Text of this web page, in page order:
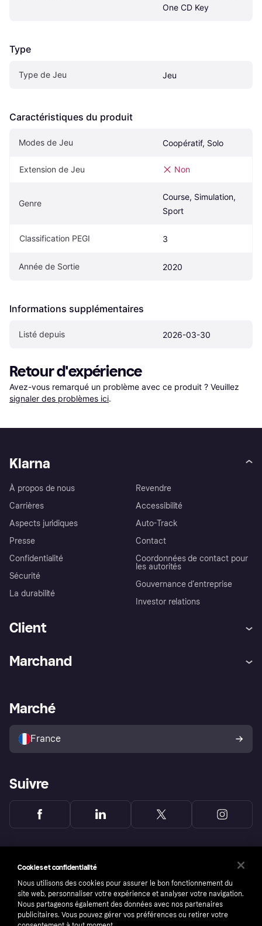
One CD Key
Type
Type de Jeu Jeu
Caractéristiques du produit
Modes de Jeu Coopératif, Solo
Extension de Jeu Non
Genre
Course, Simulation,
Sport
Classification PEGI 3
Année de Sortie 2020
Informations supplémentaires
Listé depuis 2026-03-30
Retour d'expérience
Avez-vous remarqué un problème avec ce produit ? Veuillez
signaler des problèmes ici.
Klarna
À propos de nous
Carrières
Aspects juridiques
Presse
Confidentialité
Sécurité
La durabilité
Revendre
Accessibilité
Auto-Track
Contact
Coordonnées de contact pour
les autorités
Gouvernance d’entreprise
Investor relations
Client
Explorez les magasins
Politique de protection de
l’acheteur Klarna
Marchand
Portail Marchand
Marché
France
Suivre
Cookies et confidentialité
Nous utilisons des cookies pour assurer le bon fonctionnement du
site web, personnaliser votre expérience et analyser votre navigation.
Nous partageons également des données avec nos partenaires
publicitaires. Vous pouvez gérer vos préférences ou retirer votre